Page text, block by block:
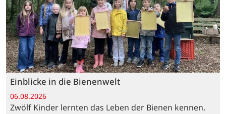
Einblicke in die Bienenwelt
06.08.2026
Zwölf Kinder lernten das Leben der Bienen kennen.